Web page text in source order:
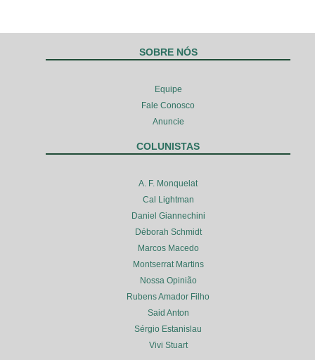
SOBRE NÓS
Equipe
Fale Conosco
Anuncie
COLUNISTAS
A. F. Monquelat
Cal Lightman
Daniel Giannechini
Déborah Schmidt
Marcos Macedo
Montserrat Martins
Nossa Opinião
Rubens Amador Filho
Said Anton
Sérgio Estanislau
Vivi Stuart